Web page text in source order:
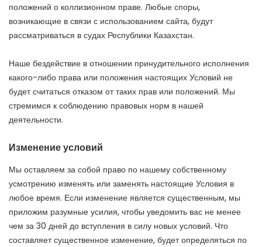
положений о коллизионном праве. Любые споры,
возникающие в связи с использованием сайта, будут
рассматриваться в судах Республики Казахстан.
Наше бездействие в отношении принудительного исполнения
какого-либо права или положения настоящих Условий не
будет считаться отказом от таких прав или положений. Мы
стремимся к соблюдению правовых норм в нашей
деятельности.
Изменение условий
Мы оставляем за собой право по нашему собственному
усмотрению изменять или заменять настоящие Условия в
любое время. Если изменение является существенным, мы
приложим разумные усилия, чтобы уведомить вас не менее
чем за 30 дней до вступления в силу новых условий. Что
составляет существенное изменение, будет определяться по